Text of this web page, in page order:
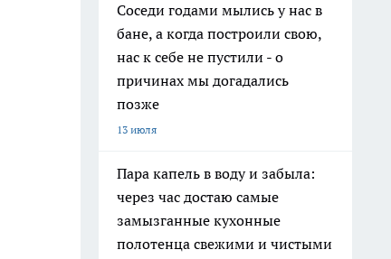
Соседи годами мылись у нас в
бане, а когда построили свою,
нас к себе не пустили - о
причинах мы догадались
позже
13 июля
Пара капель в воду и забыла:
через час достаю самые
замызганные кухонные
полотенца свежими и чистыми